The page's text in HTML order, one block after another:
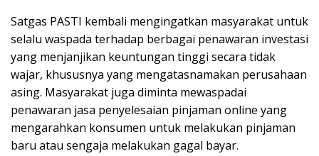
Satgas PASTI kembali mengingatkan masyarakat untuk
selalu waspada terhadap berbagai penawaran investasi
yang menjanjikan keuntungan tinggi secara tidak
wajar, khususnya yang mengatasnamakan perusahaan
asing. Masyarakat juga diminta mewaspadai
penawaran jasa penyelesaian pinjaman online yang
mengarahkan konsumen untuk melakukan pinjaman
baru atau sengaja melakukan gagal bayar.